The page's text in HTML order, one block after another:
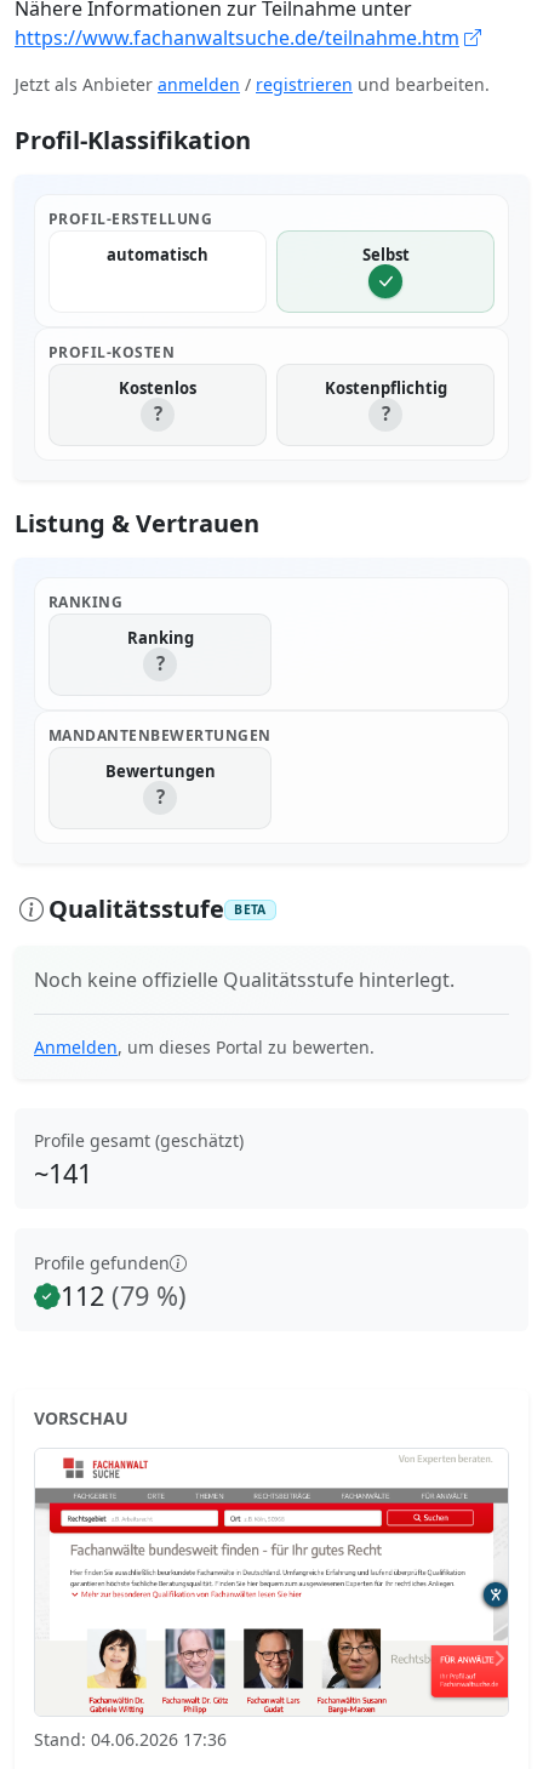
Nähere Informationen zur Teilnahme unter
https://www.fachanwaltsuche.de/teilnahme.htm
Jetzt als Anbieter anmelden / registrieren und bearbeiten.
Profil-Klassifikation
PROFIL-ERSTELLUNG
automatisch Selbst
PROFIL-KOSTEN
Kostenlos
?
Kostenpflichtig
?
Listung & Vertrauen
RANKING
Ranking
?
MANDANTENBEWERTUNGEN
Bewertungen
?
Qualitätsstufe BETA
Noch keine offizielle Qualitätsstufe hinterlegt.
Anmelden, um dieses Portal zu bewerten.
Profile gesamt (geschätzt)
~141
Profile gefunden
112 (79 %)
VORSCHAU
Stand: 04.06.2026 17:36